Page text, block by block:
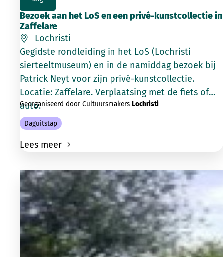
Bezoek aan het LoS en een privé-kunstcollectie in
Zaffelare
Lochristi
Gegidste rondleiding in het LoS (Lochristi
sierteeltmuseum) en in de namiddag bezoek bij
Patrick Neyt voor zijn privé-kunstcollectie.
Locatie: Zaffelare. Verplaatsing met de fiets of
auto.
Georganiseerd door Cultuursmakers Lochristi
Daguitstap
Lees meer